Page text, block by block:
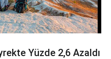
Yüzde 2,6 Azaldı